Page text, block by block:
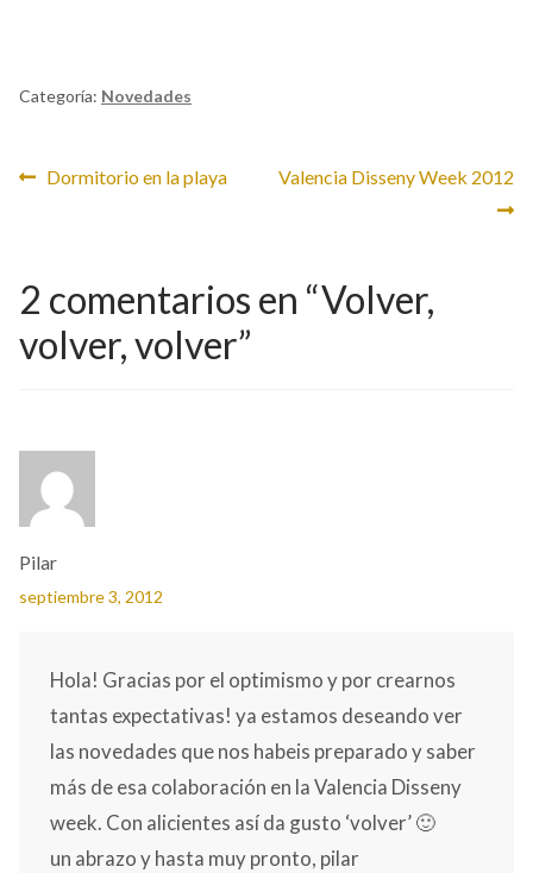
Categoría: Novedades
Navegación
Anterior:
Dormitorio en la playa Siguiente:
Valencia Disseny Week 2012
2 comentarios en “Volver,
volver, volver”
Pilar
septiembre 3, 2012
Hola! Gracias por el optimismo y por crearnos
tantas expectativas! ya estamos deseando ver
las novedades que nos habeis preparado y saber
más de esa colaboración en la Valencia Disseny
week. Con alicientes así da gusto ‘volver’ 🙂
un abrazo y hasta muy pronto, pilar